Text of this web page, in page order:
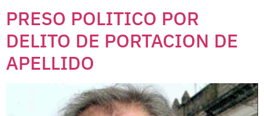
PRESO POLITICO POR
DELITO DE PORTACION DE
APELLIDO